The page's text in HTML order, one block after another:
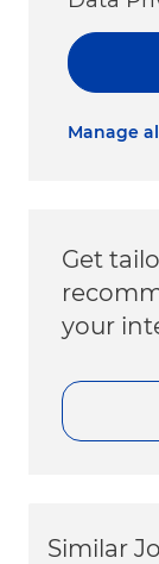
Manage
Get
your
Similar